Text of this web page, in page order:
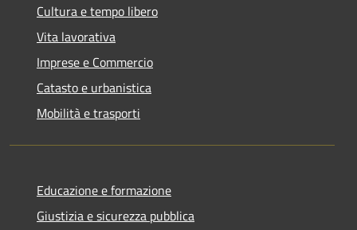
Cultura e tempo libero
Vita lavorativa
Imprese e Commercio
Catasto e urbanistica
Mobilità e trasporti
Educazione e formazione
Giustizia e sicurezza pubblica